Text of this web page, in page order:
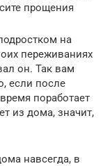
прощения
на
переживаниях
он. Так вам
если после
поработает
из дома, значит,
навсегда, в